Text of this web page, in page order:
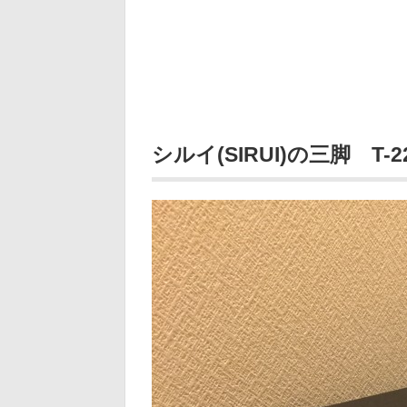
シルイ(SIRUI)の三脚 T-